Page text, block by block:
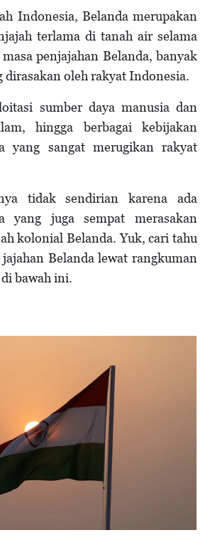
Indonesia, Belanda merupakan
terlama di tanah air selama
penjajahan Belanda, banyak
dirasakan oleh rakyat Indonesia.
sumber daya manusia dan
hingga berbagai kebijakan
yang sangat merugikan rakyat
tidak sendirian karena ada
yang juga sempat merasakan
kolonial Belanda. Yuk, cari tahu
jajahan Belanda lewat rangkuman
bawah ini.